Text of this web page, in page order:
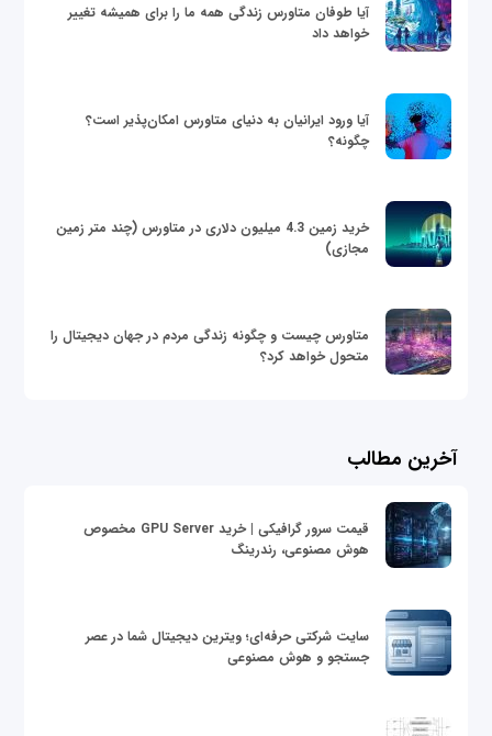
آیا طوفان متاورس زندگی همه ما را برای همیشه تغییر
خواهد داد
آیا ورود ایرانیان به دنیای متاورس امکان‌پذیر است؟
چگونه؟
خرید زمین 4.3 میلیون دلاری در متاورس (چند متر زمین
مجازی)
متاورس چیست و چگونه زندگی مردم در جهان دیجیتال را
متحول خواهد کرد؟
آخرین مطالب
قیمت سرور گرافیکی | خرید GPU Server مخصوص
هوش مصنوعی، رندرینگ
سایت شرکتی حرفه‌ای؛ ویترین دیجیتال شما در عصر
جستجو و هوش مصنوعی